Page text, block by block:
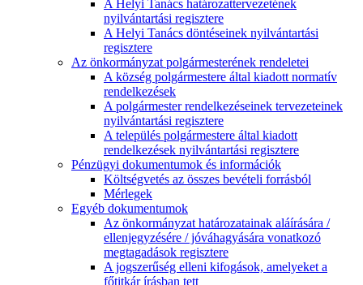
A Helyi Tanács határozattervezetének
nyilvántartási regisztere
A Helyi Tanács döntéseinek nyilvántartási
regisztere
Az önkormányzat polgármesterének rendeletei
A község polgármestere által kiadott normatív
rendelkezések
A polgármester rendelkezéseinek tervezeteinek
nyilvántartási regisztere
A település polgármestere által kiadott
rendelkezések nyilvántartási regisztere
Pénzügyi dokumentumok és információk
Költségvetés az összes bevételi forrásból
Mérlegek
Egyéb dokumentumok
Az önkormányzat határozatainak aláírására /
ellenjegyzésére / jóváhagyására vonatkozó
megtagadások regisztere
A jogszerűség elleni kifogások, amelyeket a
főtitkár írásban tett